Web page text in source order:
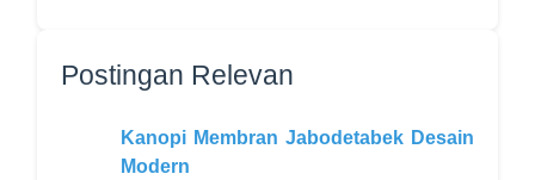
Postingan Relevan
Kanopi Membran Jabodetabek Desain
Modern